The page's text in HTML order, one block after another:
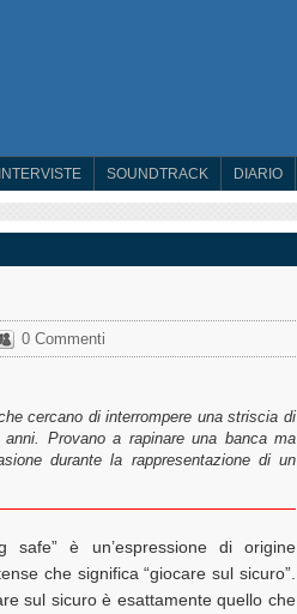
INTERVISTE SOUNDTRACK DIARIO
0 Commenti
cercano di interrompere una striscia di
Provano a rapinare una banca ma
durante la rappresentazione di un
safe” è un’espressione di origine
che significa “giocare sul sicuro”.
sul sicuro è esattamente quello che